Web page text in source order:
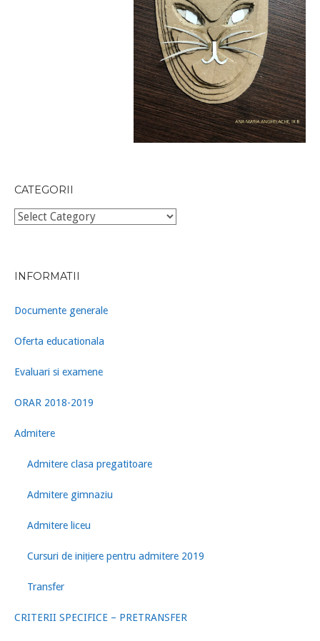
CATEGORII
Categorii
INFORMATII
Documente generale
Oferta educationala
Evaluari si examene
ORAR 2018-2019
Admitere
Admitere clasa pregatitoare
Admitere gimnaziu
Admitere liceu
Cursuri de inițiere pentru admitere 2019
Transfer
CRITERII SPECIFICE – PRETRANSFER